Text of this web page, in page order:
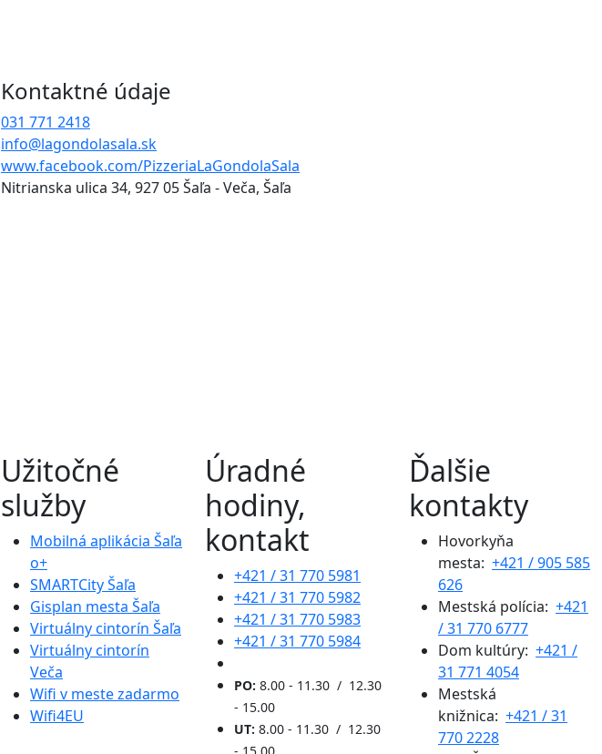
Kontaktné údaje
031 771 2418
info@lagondolasala.sk
www.facebook.com/PizzeriaLaGondolaSala
Nitrianska ulica 34, 927 05 Šaľa - Veča, Šaľa
Užitočné
služby
Mobilná aplikácia Šaľa
o+
SMARTCity Šaľa
Gisplan mesta Šaľa
Virtuálny cintorín Šaľa
Virtuálny cintorín
Veča
Wifi v meste zadarmo
Wifi4EU
Úradné
hodiny,
kontakt
+421 / 31 770 5981
+421 / 31 770 5982
+421 / 31 770 5983
+421 / 31 770 5984
PO: 8.00 - 11.30 / 12.30
- 15.00
UT: 8.00 - 11.30 / 12.30
Ďalšie
kontakty
Hovorkyňa
mesta: +421 / 905 585
626
Mestská polícia: +421
/ 31 770 6777
Dom kultúry: +421 /
31 771 4054
Mestská
knižnica: +421 / 31
770 2228